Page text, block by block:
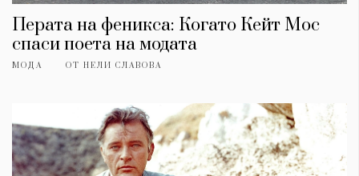
Перата на феникса: Когато Кейт Мос
спаси поета на модата
МОДА ОТ НЕЛИ СЛАВОВА